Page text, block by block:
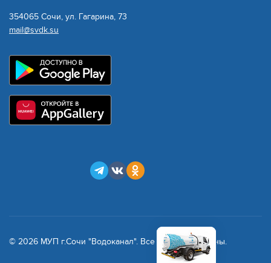
354065 Сочи, ул. Гагарина, 73
mail@svdk.su
© 2026 МУП г.Сочи "Водоканал". Все права защищены.